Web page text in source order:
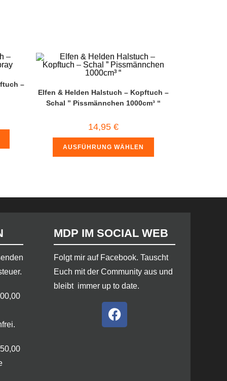
–
Elfen & Helden Halstuch – Kopftuch –
Schal ” Pissmännchen 1000cm³ “
14,95 €
AUSFÜHRUNG WÄHLEN
MDP IM SOCIAL WEB
​Folgt mir auf Facebook. Tauscht
Euch mit der Community aus und
bleibt immer up to date.